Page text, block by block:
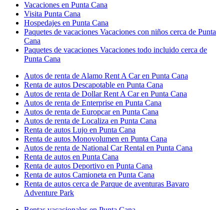
Vacaciones en Punta Cana
Visita Punta Cana
Hospedajes en Punta Cana
Paquetes de vacaciones Vacaciones con niños cerca de Punta
Cana
Paquetes de vacaciones Vacaciones todo incluido cerca de
Punta Cana
Autos de renta de Alamo Rent A Car en Punta Cana
Renta de autos Descapotable en Punta Cana
Autos de renta de Dollar Rent A Car en Punta Cana
Autos de renta de Enterprise en Punta Cana
Autos de renta de Europcar en Punta Cana
Autos de renta de Localiza en Punta Cana
Renta de autos Lujo en Punta Cana
Renta de autos Monovolumen en Punta Cana
Autos de renta de National Car Rental en Punta Cana
Renta de autos en Punta Cana
Renta de autos Deportivo en Punta Cana
Renta de autos Camioneta en Punta Cana
Renta de autos cerca de Parque de aventuras Bavaro
Adventure Park